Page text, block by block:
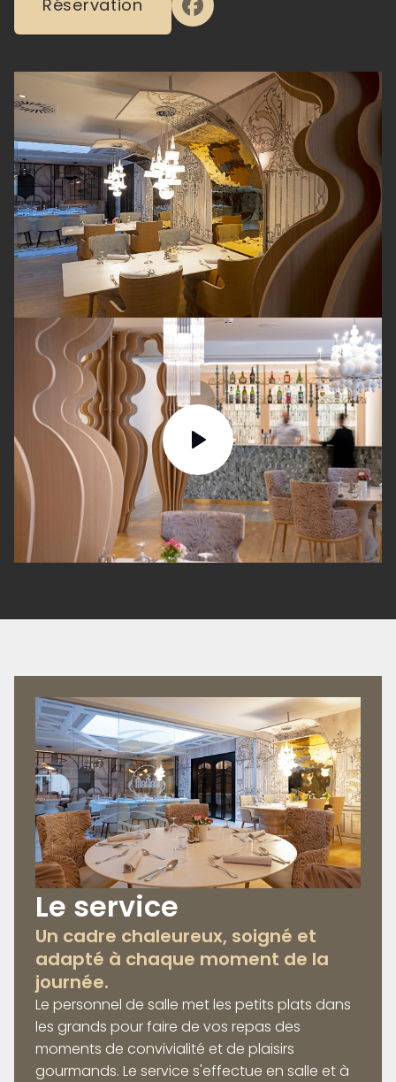
Réservation
Le service
Un cadre chaleureux, soigné et
adapté à chaque moment de la
journée.
Le personnel de salle met les petits plats dans
les grands pour faire de vos repas des
moments de convivialité et de plaisirs
gourmands. Le service s'effectue en salle et à